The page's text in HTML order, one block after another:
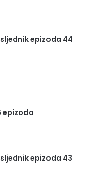
epizoda 44
epizoda
epizoda 43